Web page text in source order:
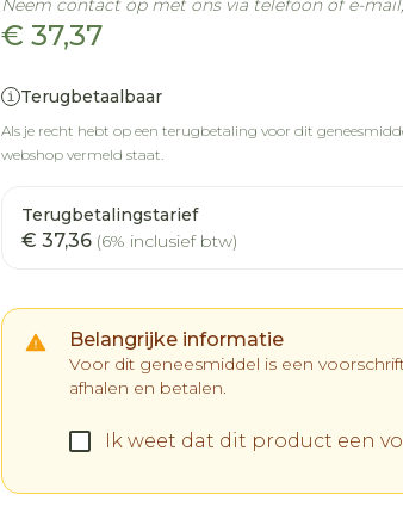
€ 37,37
Terugbetaalbaar
Als je recht hebt op een terugbetaling voor dit
webshop vermeld staat.
Terugbetalingstarief
€ 37,36 (6% inclusief btw)
Belangrijke informatie
Voor dit geneesmiddel is een
afhalen en betalen.
Ik weet dat dit product een
Neem contact op met ons via telefoon of e-